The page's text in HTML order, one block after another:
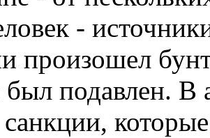
-
произошел
подавлен. В